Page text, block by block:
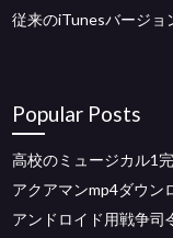
従来のiTunesバージョ
Popular Posts
高校のミュージカル1
アクアマンmp4ダウン
アンドロイド用戦争司